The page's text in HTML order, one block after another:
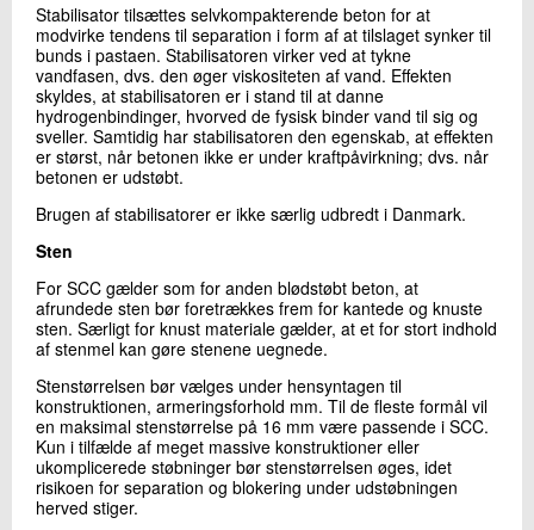
Stabilisator tilsættes selvkompakterende beton for at
modvirke tendens til separation i form af at tilslaget synker til
bunds i pastaen. Stabilisatoren virker ved at tykne
vandfasen, dvs. den øger viskositeten af vand. Effekten
skyldes, at stabilisatoren er i stand til at danne
hydrogenbindinger, hvorved de fysisk binder vand til sig og
sveller. Samtidig har stabilisatoren den egenskab, at effekten
er størst, når betonen ikke er under kraftpåvirkning; dvs. når
betonen er udstøbt.
Brugen af stabilisatorer er ikke særlig udbredt i Danmark.
Sten
For SCC gælder som for anden blødstøbt beton, at
afrundede sten bør foretrækkes frem for kantede og knuste
sten. Særligt for knust materiale gælder, at et for stort indhold
af stenmel kan gøre stenene uegnede.
Stenstørrelsen bør vælges under hensyntagen til
konstruktionen, armeringsforhold mm. Til de fleste formål vil
en maksimal stenstørrelse på 16 mm være passende i SCC.
Kun i tilfælde af meget massive konstruktioner eller
ukomplicerede støbninger bør stenstørrelsen øges, idet
risikoen for separation og blokering under udstøbningen
herved stiger.